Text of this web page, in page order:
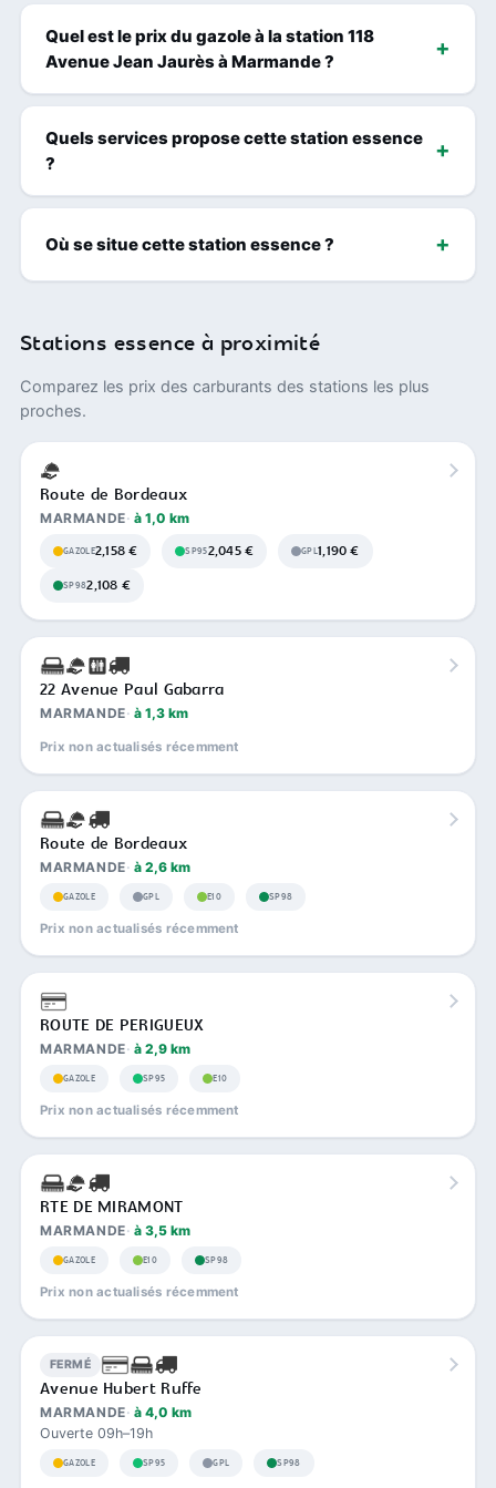
Quel est le prix du gazole à la station 118
Avenue Jean Jaurès à Marmande ?
Quels services propose cette station essence
?
Où se situe cette station essence ?
Stations essence à proximité
Comparez les prix des carburants des stations les plus
proches.
Route de Bordeaux
MARMANDE à 1,0 km
GAZOLE2,158 € SP952,045 € GPL1,190 €
SP982,108 €
22 Avenue Paul Gabarra
MARMANDE à 1,3 km
Prix non actualisés récemment
Route de Bordeaux
MARMANDE à 2,6 km
GAZOLE GPL E10 SP98
Prix non actualisés récemment
ROUTE DE PERIGUEUX
MARMANDE à 2,9 km
GAZOLE SP95 E10
Prix non actualisés récemment
RTE DE MIRAMONT
MARMANDE à 3,5 km
GAZOLE E10 SP98
Prix non actualisés récemment
FERMÉ
Avenue Hubert Ruffe
MARMANDE à 4,0 km
Ouverte 09h–19h
GAZOLE SP95 GPL SP98